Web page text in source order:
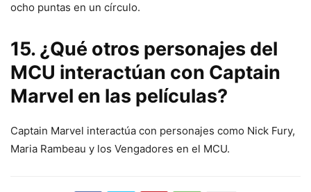
ocho puntas en un círculo.
15. ¿Qué otros personajes del
MCU interactúan con Captain
Marvel en las películas?
Captain Marvel interactúa con personajes como Nick Fury,
Maria Rambeau y los Vengadores en el MCU.